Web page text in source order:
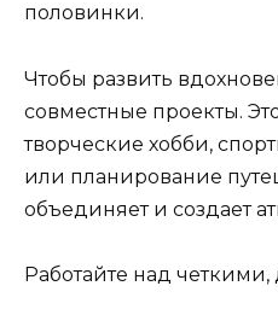
половинки.
Чтобы развить
совместные проекты.
творческие хобби,
или планирование
объединяет и создает
Работайте над